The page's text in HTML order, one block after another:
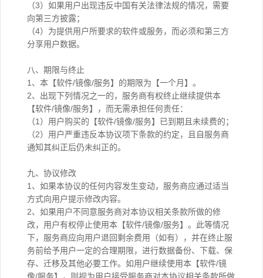
（3）如果用户出现违反中国有关法律法规的情况，需要
向第三方披露；
（4）为提供用户所要求的软件或服务，而必须和第三方
分享用户数据。
八、期限与终止
1、本【软件/镜像/服务】的期限为【一个月】。
2、出现下列情况之一的，服务商有权终止继续提供本
【软件/镜像/服务】，而无需承担任何责任：
（1）用户购买的【软件/镜像/服务】已到期且未续费的；
（2）用户严重违反本协议项下条款的约定，且自服务商
通知其纠正后仍未纠正的。
九、协议修改
1、如果本协议的任何内容发生变动，服务商应通过适当
方式向用户提示修改内容。
2、如果用户不同意服务商对本协议相关条款所做的修
改，用户有权停止使用本【软件/镜像/服务】。此等情况
下，服务商应向用户退回剩余费用（如有），并在终止服
务前给予用户一定的合理期限，进行数据备份、下载、保
存、迁移及其他必要工作。如用户继续使用本【软件/镜